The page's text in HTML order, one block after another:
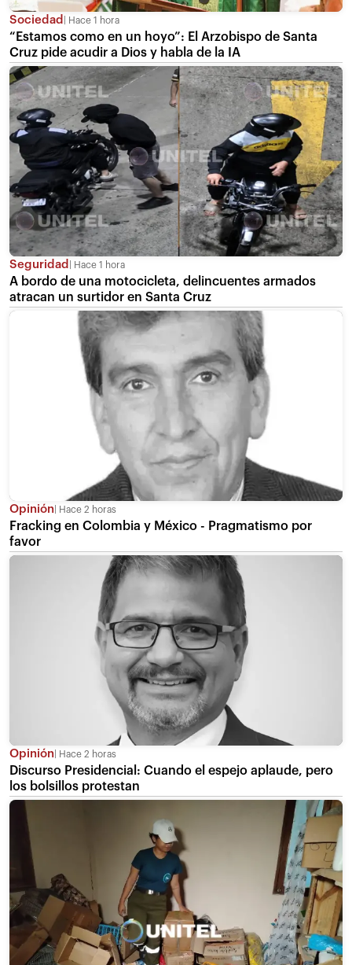
Sociedad Hace 1 hora
“Estamos como en un hoyo”: El Arzobispo de Santa
Cruz pide acudir a Dios y habla de la IA
Seguridad Hace 1 hora
A bordo de una motocicleta, delincuentes armados
atracan un surtidor en Santa Cruz
Opinión Hace 2 horas
Fracking en Colombia y México - Pragmatismo por
favor
Opinión Hace 2 horas
Discurso Presidencial: Cuando el espejo aplaude, pero
los bolsillos protestan